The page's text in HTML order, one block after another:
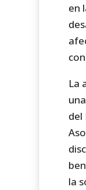
en
La
la